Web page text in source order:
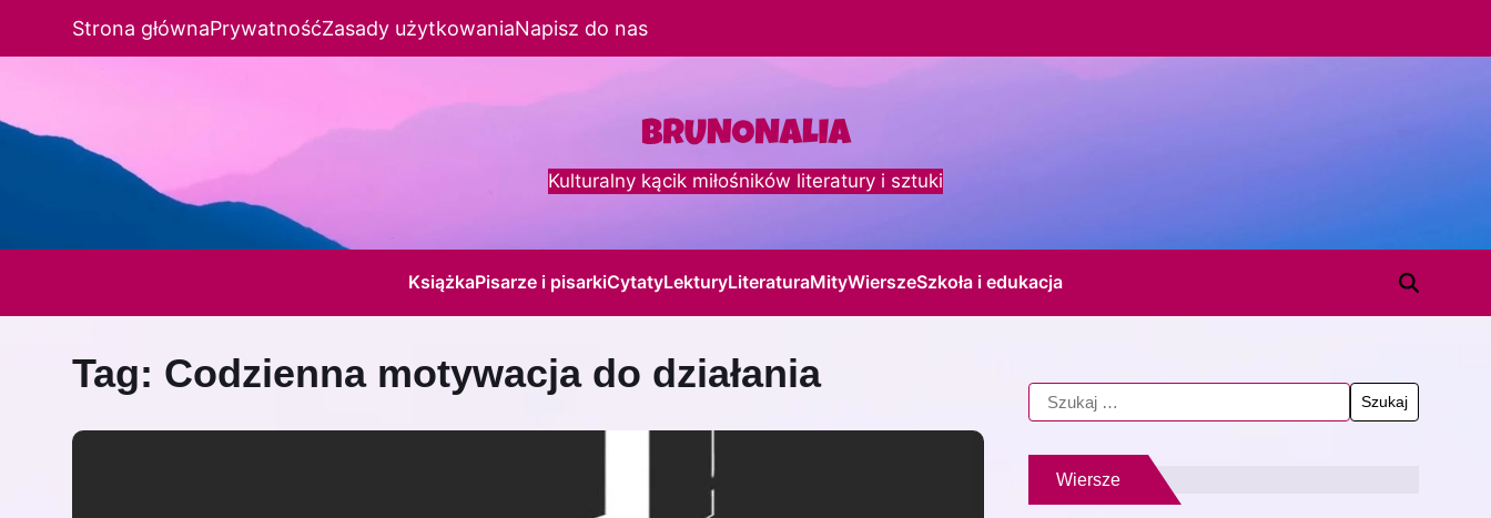
Strona głównaPrywatnośćZasady użytkowaniaNapisz do nas
Kulturalny kącik miłośników literatury i sztuki
KsiążkaPisarze i pisarkiCytatyLekturyLiteraturaMityWierszeSzkoła i edukacja
Tag: Codzienna motywacja do działania
Wiersze